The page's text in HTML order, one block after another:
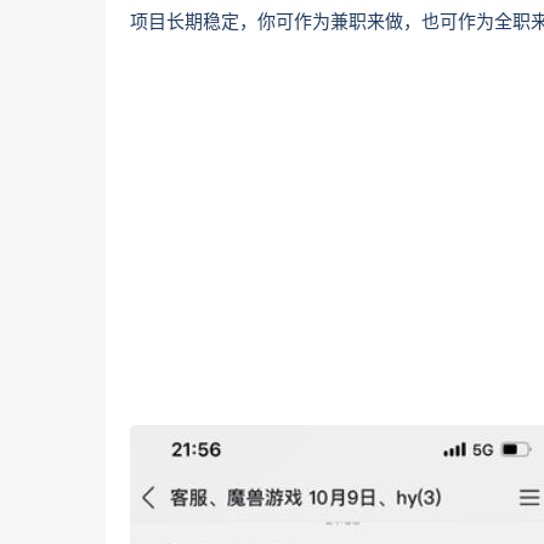
项目长期稳定，你可作为兼职来做，也可作为全职